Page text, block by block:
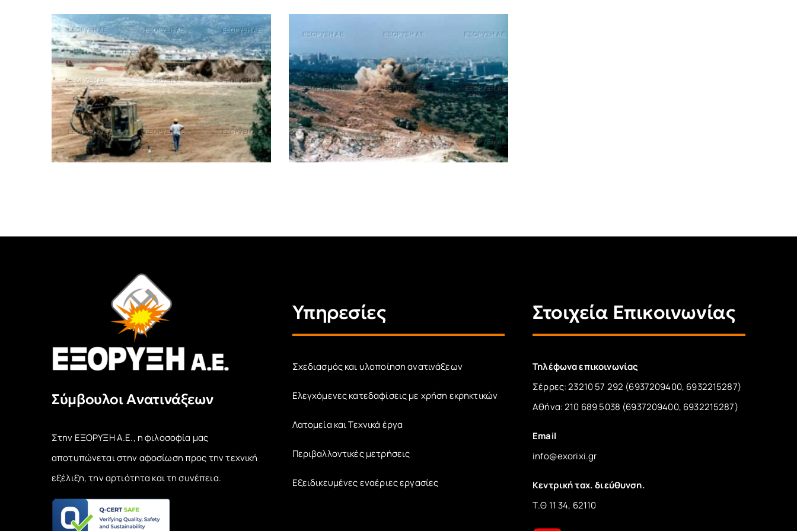
Αερολιμένας Αθηνών Εγνατία Οδός
Σύμβουλοι Ανατινάξεων
Στην ΕΞΟΡΥΞΗ Α.Ε., η φιλοσοφία μας
αποτυπώνεται στην αφοσίωση προς την τεχνική
εξέλιξη, την αρτιότητα και τη συνέπεια.
Υπηρεσίες
Σχεδιασμός και υλοποίηση ανατινάξεων
Ελεγχόμενες κατεδαφίσεις με χρήση εκρηκτικών
Λατομεία και Τεχνικά έργα
Περιβαλλοντικές μετρήσεις
Εξειδικευμένες εναέριες εργασίες
Στοιχεία Επικοινωνίας
Τηλέφωνα επικοινωνίας
Σέρρες: 23210 57 292 (6937209400, 6932215287)
Αθήνα: 210 689 5038 (6937209400, 6932215287)
Email
info@exorixi.gr
Κεντρική ταχ. διεύθυνση.
Τ.Θ 11 34, 62110